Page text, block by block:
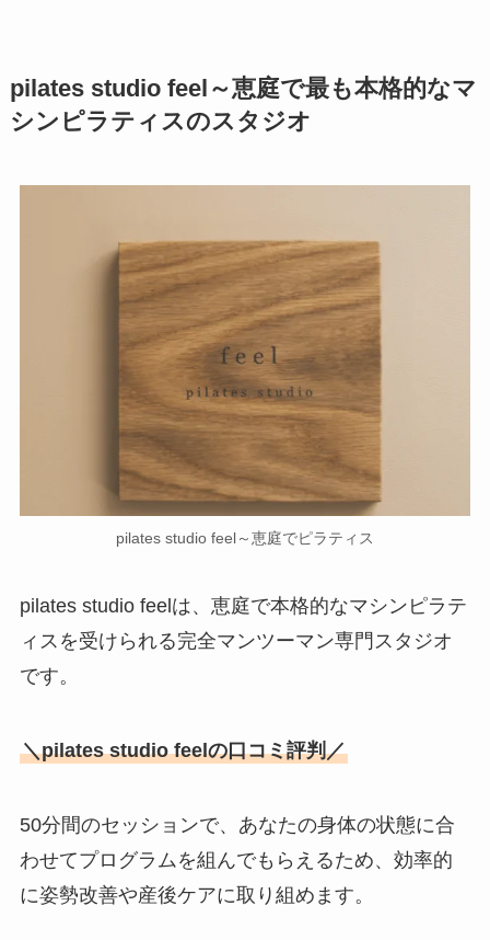
pilates studio feel～恵庭で最も本格的なマ
シンピラティスのスタジオ
pilates studio feel～恵庭でピラティス
pilates studio feelは、恵庭で本格的なマシンピラテ
ィスを受けられる完全マンツーマン専門スタジオ
です。
＼pilates studio feelの口コミ評判／
50分間のセッションで、あなたの身体の状態に合
わせてプログラムを組んでもらえるため、効率的
に姿勢改善や産後ケアに取り組めます。